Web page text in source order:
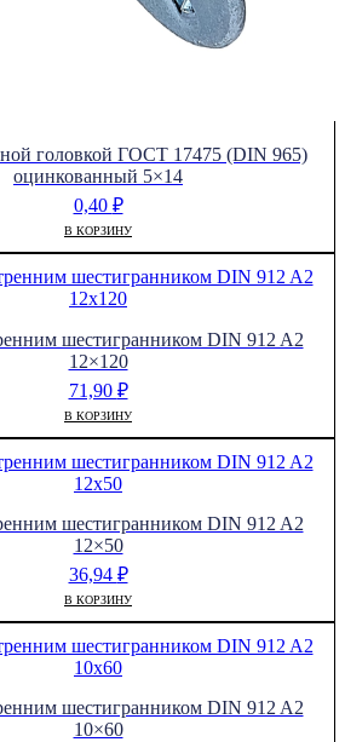
головкой ГОСТ 17475 (DIN 965)
оцинкованный 5×14
0,40 ₽
В КОРЗИНУ
шестигранником DIN 912 A2
12×120
71,90 ₽
В КОРЗИНУ
шестигранником DIN 912 A2
12×50
36,94 ₽
В КОРЗИНУ
шестигранником DIN 912 A2
10×60